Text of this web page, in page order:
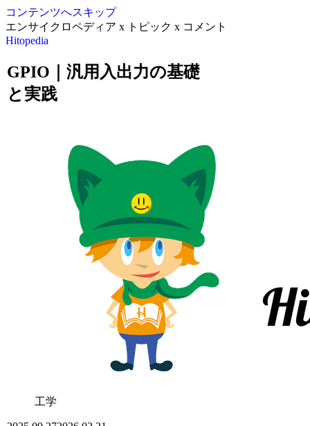
コンテンツへスキップ
エンサイクロペディア x トピック x コメント
Hitopedia
GPIO｜汎用入出力の基礎
と実践
工学